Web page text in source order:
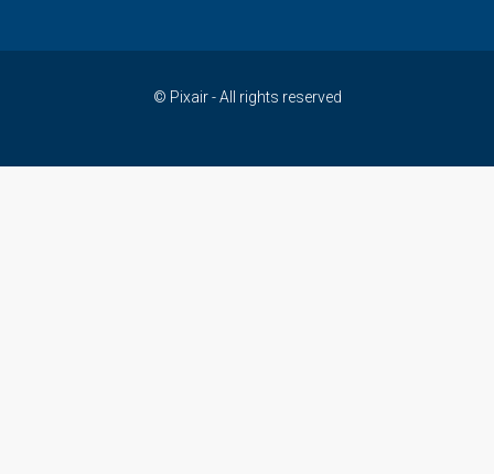
© Pixair - All rights reserved